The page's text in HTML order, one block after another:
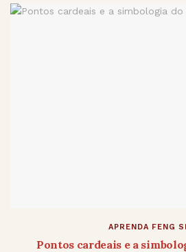
APRENDA FENG
Pontos cardeais e a